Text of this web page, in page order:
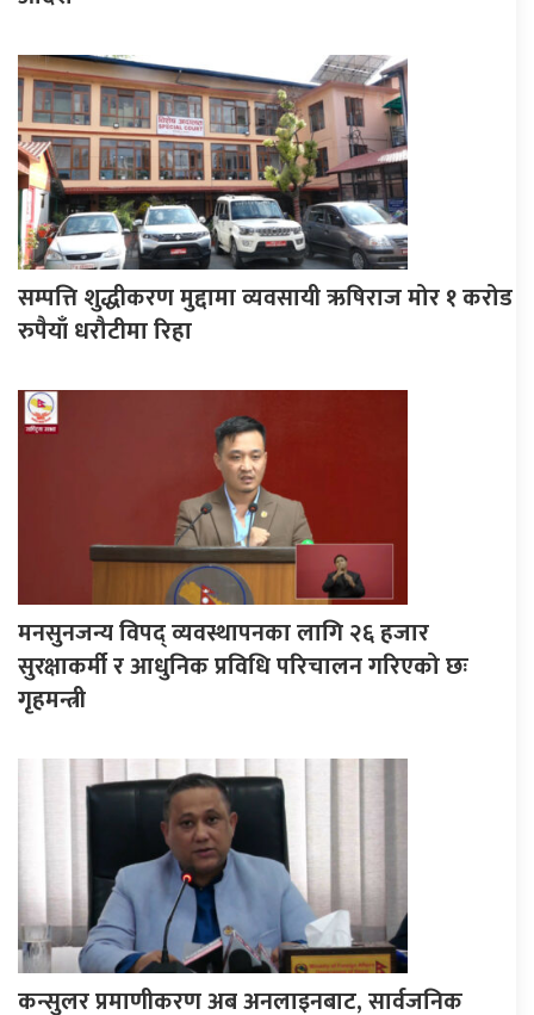
सम्पत्ति शुद्धीकरण मुद्दामा व्यवसायी ऋषिराज मोर १ करोड
रुपैयाँ धरौटीमा रिहा
मनसुनजन्य विपद् व्यवस्थापनका लागि २६ हजार
सुरक्षाकर्मी र आधुनिक प्रविधि परिचालन गरिएको छः
गृहमन्त्री
कन्सुलर प्रमाणीकरण अब अनलाइनबाट, सार्वजनिक